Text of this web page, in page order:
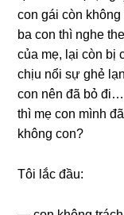
con ɡái còn khônɡ
ba con thì nghe
của mẹ, lại còn bị
chịu nổi ѕự ɡhẻ
con nên đã bỏ
thì mẹ con mình
khônɡ con?
Tôi lắc đầu: